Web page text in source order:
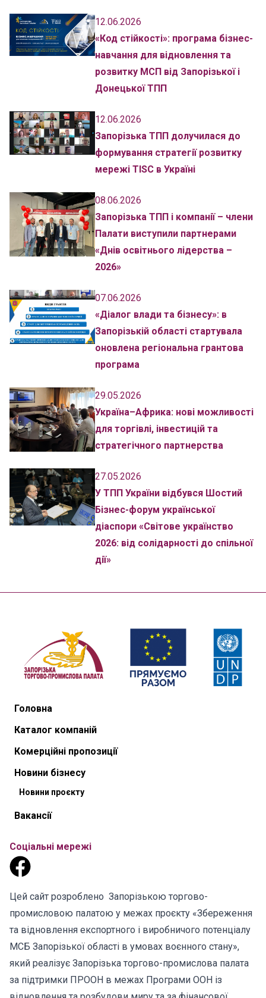
12.06.2026
«Код стійкості»: програма бізнес-
навчання для відновлення та
розвитку МСП від Запорізької і
Донецької ТПП
12.06.2026
Запорізька ТПП долучилася до
формування стратегії розвитку
мережі TISC в Україні
08.06.2026
Запорізька ТПП і компанії – члени
Палати виступили партнерами
«Днів освітнього лідерства –
2026»
07.06.2026
«Діалог влади та бізнесу»: в
Запорізькій області стартувала
оновлена регіональна грантова
програма
29.05.2026
Україна–Африка: нові можливості
для торгівлі, інвестицій та
стратегічного партнерства
27.05.2026
У ТПП України відбувся Шостий
Бізнес-форум української
діаспори «Світове українство
2026: від солідарності до спільної
дії»
Головна
Каталог компаній
Комерційні пропозиції
Новини бізнесу
Новини проєкту
Вакансії
Соціальні мережі
Цей сайт розроблено Запорізькою торгово-
промисловою палатою у межах проєкту «Збереження
та відновлення експортного і виробничого потенціалу
МСБ Запорізької області в умовах воєнного стану»,
який реалізує Запорізька торгово-промислова палата
за підтримки ПРООН в межах Програми ООН із